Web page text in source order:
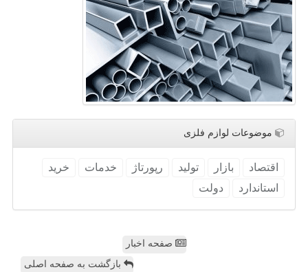
موضوعات لوازم فلزی
اقتصاد بازار تولید رپورتاژ خدمات
خرید
استاندارد
دولت
صفحه اخبار
بازگشت به صفحه اصلی